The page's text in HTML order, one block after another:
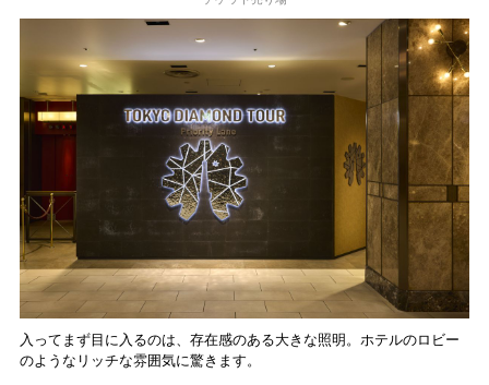
入ってまず目に入るのは、存在感のある大きな照明。ホテルのロビー
のようなリッチな雰囲気に驚きます。